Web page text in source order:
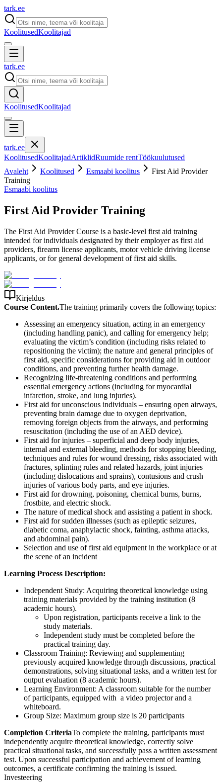
tark.ee
KoolitusedKoolitajad
tark.ee
KoolitusedKoolitajad
tark.ee
KoolitusedKoolitajadArtiklidRuumide rentTöökuulutused
Avaleht
Koolitused Esmaabi koolitus
First Aid Provider
Training
Esmaabi koolitus
First Aid Provider Training
The First Aid Provider Course is a basic-level first aid training
intended for individuals designated by their employer as first aid
providers, firearm license applicants, motor vehicle driving license
applicants, or for general development of first aid skills.
Kirjeldus
Course Content.The training primarily covers the following topics:
Assessing an emergency situation, acting in an emergency
(including handling panic), and calling for emergency help;
evaluating the victim’s condition (including risks related to
repositioning the victim); the nature and general principles of
first aid, specific considerations for providing aid in outdoor
conditions, and preventing further health damage.
Recognizing life-threatening conditions and performing
essential emergency actions (including for myocardial
infarction, stroke, and lung injuries).
First aid for unconscious individuals – ensuring open airways,
preventing brain damage due to oxygen deprivation,
removing foreign objects from the airways, and performing
resuscitation (including the use of an AED device).
First aid for injuries – superficial and deep body injuries,
internal and external bleeding, methods for stopping bleeding,
techniques and rules for wound dressing, risks associated with
fractures, splinting rules and related hazards, joint injuries
(including dislocations and sprains), contusions and crush
injuries of various body parts, and eye injuries.
First aid for drowning, poisoning, chemical burns, burns,
frostbite, and electric shock.
The nature of medical shock and assisting a patient in shock.
First aid for sudden illnesses (such as epileptic seizures,
diabetic coma, anaphylactic shock, fainting, asthma attacks,
and abdominal pain).
Selection and use of first aid equipment in the workplace or at
the scene of an incident
Learning Process Description:
Independent Study: Acquiring theoretical knowledge using
training materials provided by the training institution (8
academic hours).
Upon registration, participants receive a link to the
study materials.
Independent study must be completed before the
practical training day.
Classroom Training: Reviewing and supplementing
previously acquired knowledge through discussions, practical
demonstrations, solving situational tasks, and a written test for
output evaluation (8 academic hours).
Learning Environment: A classroom suitable for the number
of participants, equipped with a video projector and a
whiteboard.
Group Size: Maximum group size is 20 participants
Completion CriteriaTo complete the training, participants must
independently acquire theoretical knowledge, correctly solve
practical situational tasks, and successfully pass a written assessment
test. Upon successful participation and achievement of learning
outcomes, a certificate confirming the training is issued.
Investeering